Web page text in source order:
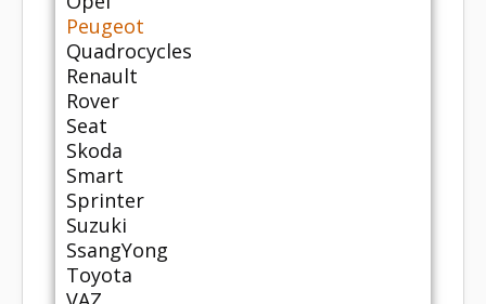
Peugeot
Quadrocycles
Renault
Rover
Seat
Skoda
Smart
Sprinter
Suzuki
SsangYong
Toyota